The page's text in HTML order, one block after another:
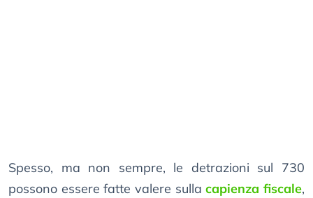
Spesso, ma non sempre, le detrazioni sul 730
possono essere fatte valere sullacapienza fiscale,